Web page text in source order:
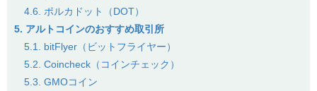
4.6. ポルカドット（DOT）
5. アルトコインのおすすめ取引所
5.1. bitFlyer（ビットフライヤー）
5.2. Coincheck（コインチェック）
5.3. GMOコイン